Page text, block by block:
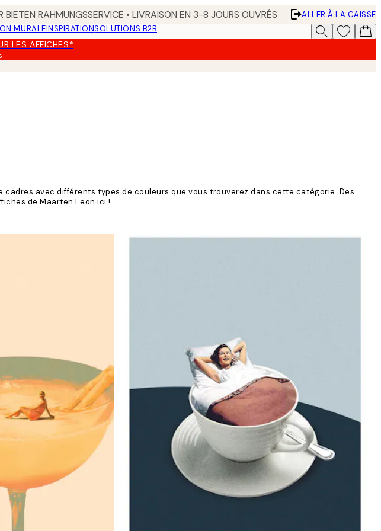
RAHMUNGSSERVICE • LIVRAISON EN 3-8 JOURS OUVRÉS
ALLER À LA CAISSE
MURALEINSPIRATIONSOLUTIONS B2B
LES AFFICHES*
avec différents types de couleurs que vous trouverez dans cette catégorie. Des
de Maarten Leon ici !